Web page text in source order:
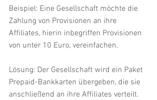
Beispiel: Eine Gesellschaft möchte die
Zahlung von Provisionen an ihre
Affiliates, hierin inbegriffen Provisionen
von unter 10 Euro, vereinfachen.
Lösung: Der Gesellschaft wird ein Paket
Prepaid-Bankkarten übergeben, die sie
anschließend an ihre Affiliates verteilt.